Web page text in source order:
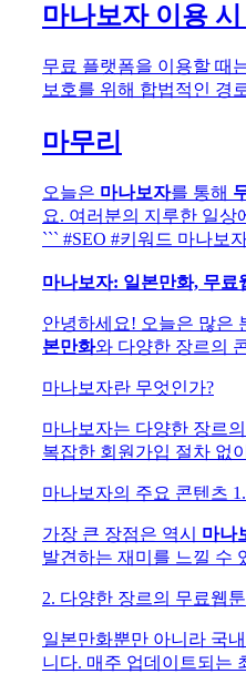
마나보자 이용
무료 플랫폼을 이용할 때
보호를 위해 합법적인 경
마무리
오늘은 마나보자를 통해
요. 여러분의 지루한 일
``` #SEO #키워드 마나보
마나보자: 일본만화, 무료
안녕하세요! 오늘은 많은
본만화와 다양한 장르의
마나보자란 무엇인가?
마나보자는 다양한 장르
복잡한 회원가입 절차 없
마나보자의 주요 콘텐츠
가장 큰 장점은 역시 마나
발견하는 재미를 느낄 수
2. 다양한 장르의 무료웹툰
일본만화뿐만 아니라 국
니다. 매주 업데이트되는